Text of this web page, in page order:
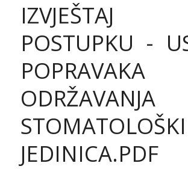
POSTUPKU -
ODRŽAVANJA
JEDINICA.PDF